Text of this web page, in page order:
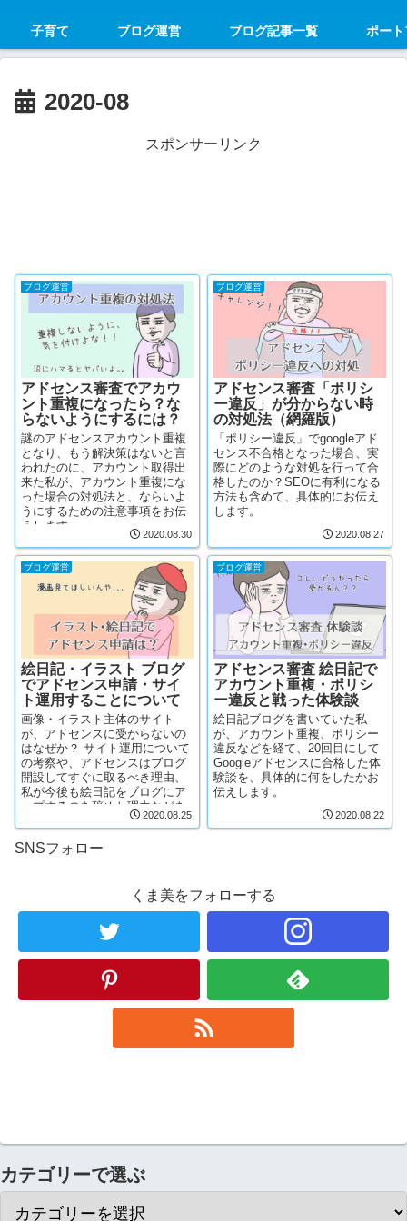
子育て ブログ運営 ブログ記事一覧 ポー
2020-08
スポンサーリンク
ブログ運営
アドセンス審査でアカウ
ント重複になったら？な
らないようにするには？
謎のアドセンスアカウント重複
となり、もう解決策はないと言
われたのに、アカウント取得出
来た私が、アカウント重複にな
った場合の対処法と、ならいよ
うにするための注意事項をお伝
えします。
2020.08.30
ブログ運営
アドセンス審査「ポリシ
ー違反」が分からない時
の対処法（網羅版）
「ポリシー違反」でgoogleアド
センス不合格となった場合、実
際にどのような対処を行って合
格したのか？SEOに有利になる
方法も含めて、具体的にお伝え
します。
2020.08.27
ブログ運営
絵日記・イラスト ブログ
でアドセンス申請・サイ
ト運用することについて
画像・イラスト主体のサイト
が、アドセンスに受からないの
はなぜか？ サイト運用について
の考察や、アドセンスはブログ
開設してすぐに取るべき理由、
私が今後も絵日記をブログにア
ップするのを辞めた理由などを
2020.08.25
ブログ運営
アドセンス審査 絵日記で
アカウント重複・ポリシ
ー違反と戦った体験談
絵日記ブログを書いていた私
が、アカウント重複、ポリシー
違反などを経て、20回目にして
Googleアドセンスに合格した体
験談を、具体的に何をしたかお
伝えします。
2020.08.22
SNSフォロー
くま美をフォローする
カテゴリーで選ぶ